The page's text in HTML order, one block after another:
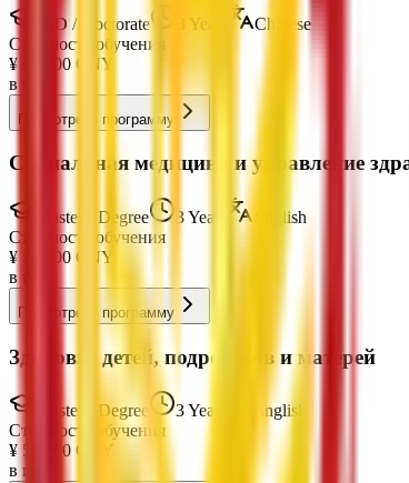
PhD / Doctorate 3 Years
Chinese
Стоимость обучения
¥
60,000 CNY
в год
Посмотреть программу
Социальная медицина и управление
Master's Degree 3 Years
English
Стоимость обучения
¥
50,000 CNY
в год
Посмотреть программу
Здоровье детей, подростков и матерей
Master's Degree 3 Years
English
Стоимость обучения
¥ 50,000 CNY
в год